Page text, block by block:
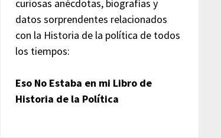
curiosas anécdotas, biografías y
datos sorprendentes relacionados
con la Historia de la política de todos
los tiempos:
Eso No Estaba en mi Libro de
Historia de la Política